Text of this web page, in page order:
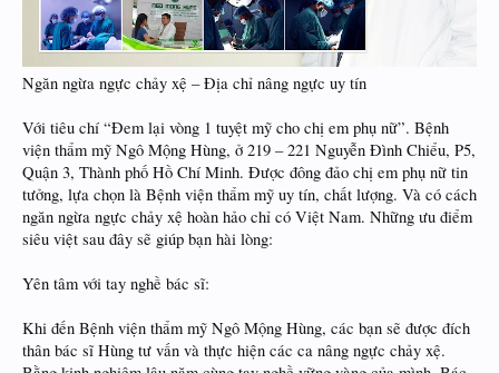
Ngăn ngừa ngực chảy xệ – Địa chỉ nâng ngực uy tín
Với tiêu chí “Đem lại vòng 1 tuyệt mỹ cho chị em phụ nữ”. Bệnh
viện thẩm mỹ Ngô Mộng Hùng, ở 219 – 221 Nguyễn Đình Chiểu, P5,
Quận 3, Thành phố Hồ Chí Minh. Được đông đảo chị em phụ nữ tin
tưởng, lựa chọn là Bệnh viện thẩm mỹ uy tín, chất lượng. Và có cách
ngăn ngừa ngực chảy xệ hoàn hảo chỉ có Việt Nam. Những ưu điểm
siêu việt sau đây sẽ giúp bạn hài lòng:
Yên tâm với tay nghề bác sĩ:
Khi đến Bệnh viện thẩm mỹ Ngô Mộng Hùng, các bạn sẽ được đích
thân bác sĩ Hùng tư vấn và thực hiện các ca nâng ngực chảy xệ.